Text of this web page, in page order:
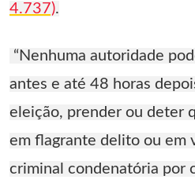
4.737).
“Nenhuma autoridade
antes e até 48 horas
eleição, prender ou deter
em flagrante delito ou em
criminal condenatória por